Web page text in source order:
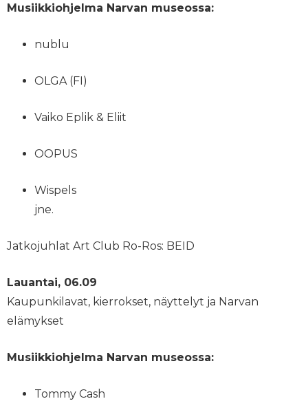
Musiikkiohjelma Narvan museossa:
nublu
OLGA (FI)
Vaiko Eplik & Eliit
OOPUS
Wispels
jne.
Jatkojuhlat Art Club Ro-Ros: BEID
Lauantai, 06.09
Kaupunkilavat, kierrokset, näyttelyt ja Narvan
elämykset
Musiikkiohjelma Narvan museossa:
Tommy Cash